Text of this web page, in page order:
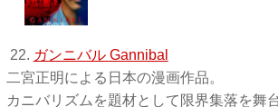
22. ガンニバル Gannibal
二宮正明による日本の漫画作品。
カニバリズムを題材として限界集落を舞